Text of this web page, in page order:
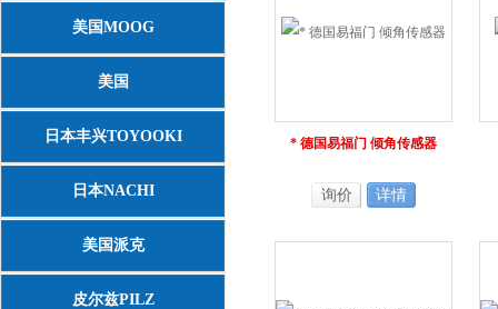
美国MOOG
美国
ASCO/NUMATICS/JOUCOMATIC
日本丰兴TOYOOKI
日本NACHI
美国派克
皮尔兹PILZ
* 德国易福门 倾角传感器
询价 详情